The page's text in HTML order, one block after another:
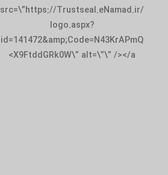
src=\”https://Trustseal.eNamad.ir/
logo.aspx?
id=141472&amp;Code=N43KrAPmQ
X9FtddGRk0W\” alt=\”\” /></a>